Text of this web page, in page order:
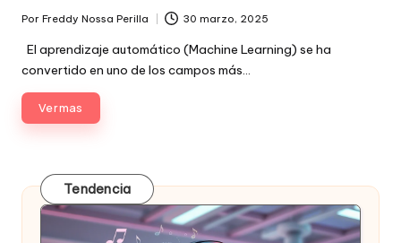
Publicado
por
Por Freddy Nossa Perilla 30 marzo, 2025
El aprendizaje automático (Machine Learning) se ha
convertido en uno de los campos más…
Ver mas
Tendencia